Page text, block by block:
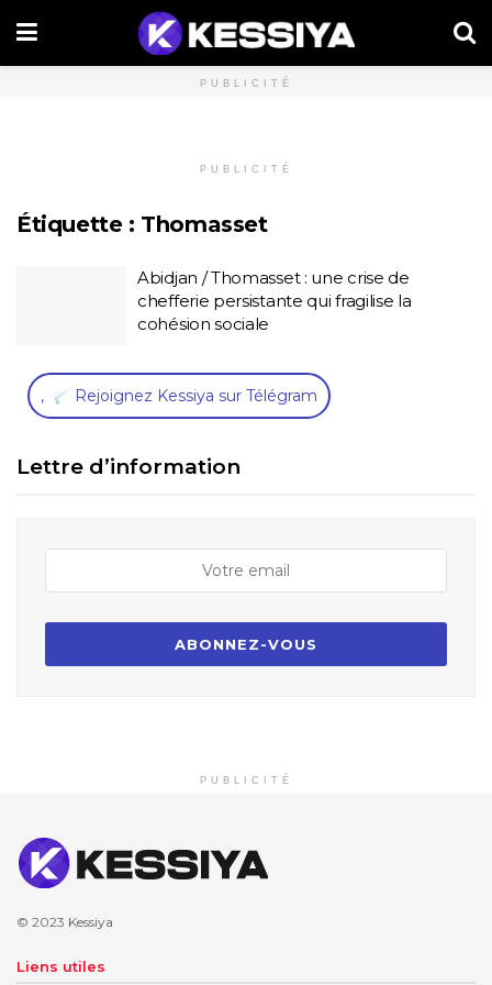
PUBLICITÉ
PUBLICITÉ
Étiquette : Thomasset
Abidjan / Thomasset : une crise de
chefferie persistante qui fragilise la
cohésion sociale
, Rejoignez Kessiya sur Télégram
Lettre d’information
PUBLICITÉ
© 2023 Kessiya
Liens utiles